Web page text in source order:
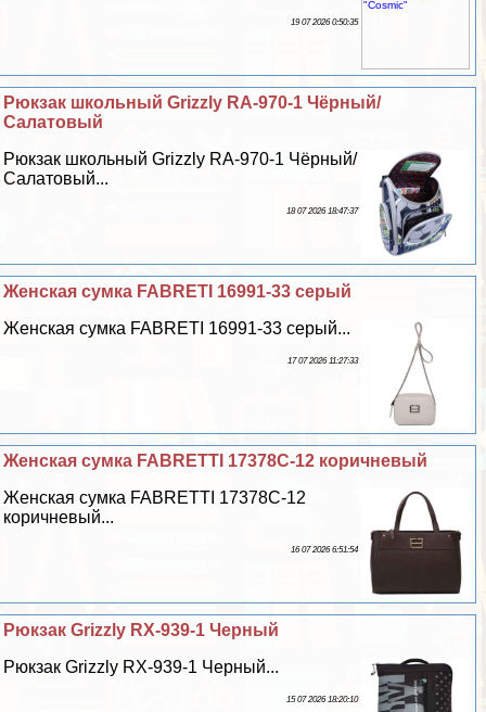
19 07 2026 0:50:35
Рюкзак школьный Grizzly RA-970-1 Чёрный/
Салатовый
Рюкзак школьный Grizzly RA-970-1 Чёрный/
Салатовый...
18 07 2026 18:47:37
Женская сумка FABRETI 16991-33 серый
Женская сумка FABRETI 16991-33 серый...
17 07 2026 11:27:33
Женская сумка FABRETTI 17378C-12 коричневый
Женская сумка FABRETTI 17378C-12
коричневый...
16 07 2026 6:51:54
Рюкзак Grizzly RX-939-1 Черный
Рюкзак Grizzly RX-939-1 Черный...
15 07 2026 18:20:10